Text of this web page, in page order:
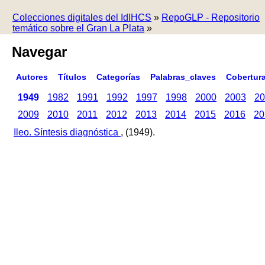
Colecciones digitales del IdIHCS » RepoGLP - Repositorio
temático sobre el Gran La Plata »
Navegar
Autores Títulos Categorías Palabras_claves
1949 1982 1991 1992 1997 1998 2000 2003
2009
2010 2011 2012 2013 2014 2015 2016
Ileo. Síntesis diagnóstica , (1949).